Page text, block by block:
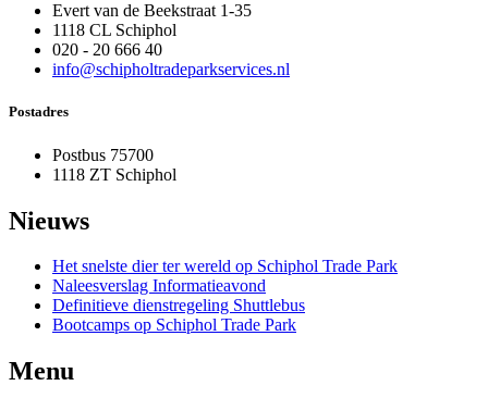
Evert van de Beekstraat 1-35
1118 CL Schiphol
020 - 20 666 40
info@schipholtradeparkservices.nl
Postadres
Postbus 75700
1118 ZT Schiphol
Nieuws
Het snelste dier ter wereld op Schiphol Trade Park
Naleesverslag Informatieavond
Definitieve dienstregeling Shuttlebus
Bootcamps op Schiphol Trade Park
Menu